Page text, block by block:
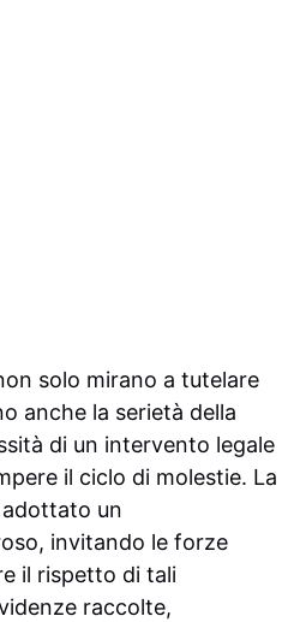
solo mirano a tutelare
anche la serietà della
di un intervento legale
il ciclo di molestie. La
un
invitando le forze
il rispetto di tali
raccolte,